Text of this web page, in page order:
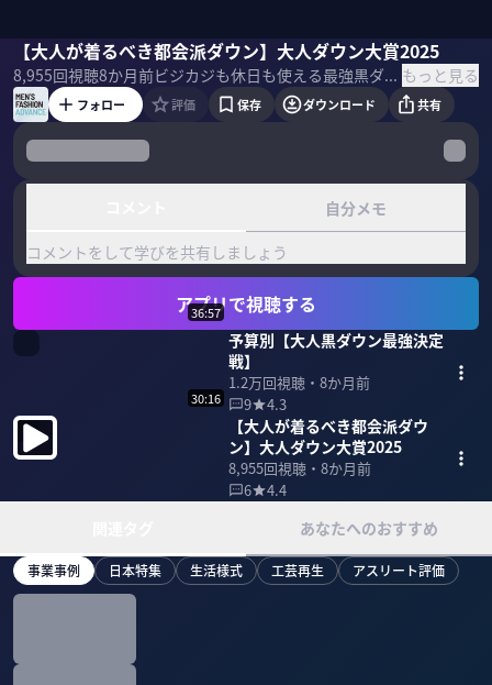
【大人が着るべき都会派ダウン】大人ダウン大賞2025
8,955回視聴8か月前 ビジカジも休日も使える最強黒ダウンを紹介。大人が着るべきおすすめ都会派ダウンをあなたに。プロが本気でおすすめする最強黒ダウンを大山シュン氏と石川俊介氏に聞いた。 ▼プロフィール 大山シュン｜スタイリスト／SO Styling代表 2009年個人向けスタイリストとして独立。 YouTube『スタイリスト大山シュンのメンズ服講座』では、30代・40代の大人の男性におしゃれの基本をわかりやすく解説。 ※チャンネル登録者数35万人 『10着で十分 センス不要でそこそこおしゃれ」など著書多数 石川俊介｜ファッションデザイナー 経営コンサル会社に就職したものの、ファッションへの情熱が捨てきれず退社。 現在はメンズファッションブランド『MARKAWARE』を手掛けている。 ブランドの特徴は、世界を旅して原料探しから服作りを行なっていること。 YouTube『石川俊介の〇〇〇』はチャンネル登録者数約7万人。 ＜目次＞ もっと見る
大山シュン石川俊介国山ハセン
フォロー 評価 保存 ダウンロード 共有
自分メモ
コメントをして学びを共有しましょう
アプリで視聴する
36:57
予算別【大人黒ダウン最強決定
戦】
1.2万回視聴・ 8か月前
9
4.3
30:16
【大人が着るべき都会派ダウ
ン】大人ダウン大賞2025
8,955回視聴・ 8か月前
6
4.4
あなたへのおすすめ
事業事例 日本特集 生活様式 工芸再生 アスリート評価